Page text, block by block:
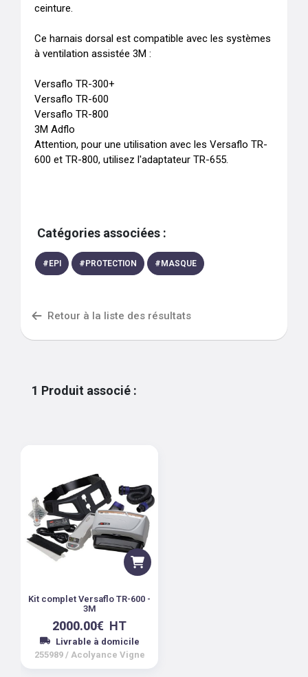
ceinture.
Ce harnais dorsal est compatible avec les systèmes
à ventilation assistée 3M :
Versaflo TR-300+
Versaflo TR-600
Versaflo TR-800
3M Adflo
Attention, pour une utilisation avec les Versaflo TR-
600 et TR-800, utilisez l'adaptateur TR-655.
Catégories associées :
# EPI # PROTECTION # MASQUE
Retour à la liste des résultats
1 Produit associé :
Kit complet Versaflo TR-600 -
3M
2000.00€ HT
Livrable à domicile
255989 / Acolyance Vigne